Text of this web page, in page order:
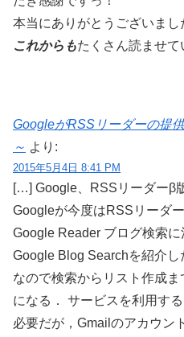
本当にありがとうございまし
これからもたくさん読ませて
GoogleがRSSリーダーの提
～ より:
2015年5月4日 8:41 PM
[…] Google、RSSリーダーβ
Googleが今度はRSSリーダ
Google Reader ブログ検索
Google Blog Searchを紹介
なので検索からリスト作成
になる． サービスを利用す
必要だが，Gmailのアカウン